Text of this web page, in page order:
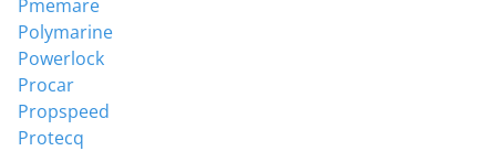
Pmemare
Polymarine
Powerlock
Procar
Propspeed
Protecq